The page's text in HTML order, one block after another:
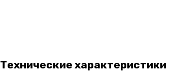
Технические характеристики